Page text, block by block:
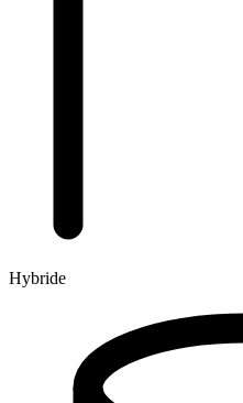
Hybride